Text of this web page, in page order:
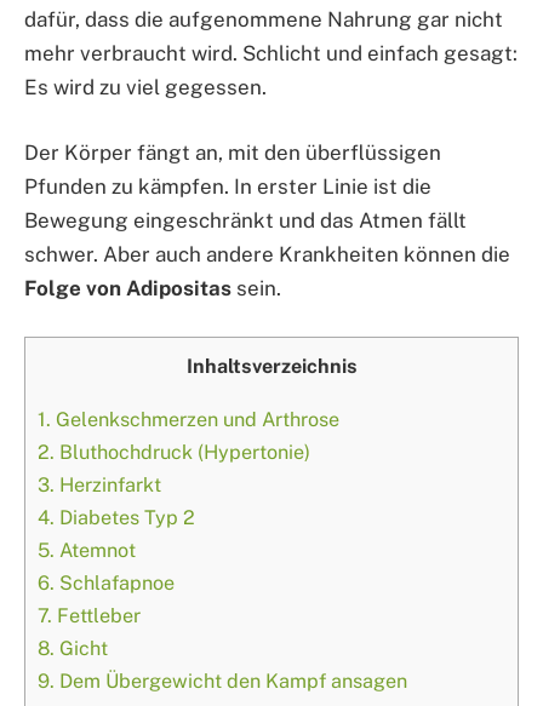
dafür, dass die aufgenommene Nahrung gar nicht
mehr verbraucht wird. Schlicht und einfach gesagt:
Es wird zu viel gegessen.
Der Körper fängt an, mit den überflüssigen
Pfunden zu kämpfen. In erster Linie ist die
Bewegung eingeschränkt und das Atmen fällt
schwer. Aber auch andere Krankheiten können die
Folge von Adipositas sein.
Inhaltsverzeichnis
1. Gelenkschmerzen und Arthrose
2. Bluthochdruck (Hypertonie)
3. Herzinfarkt
4. Diabetes Typ 2
5. Atemnot
6. Schlafapnoe
7. Fettleber
8. Gicht
9. Dem Übergewicht den Kampf ansagen